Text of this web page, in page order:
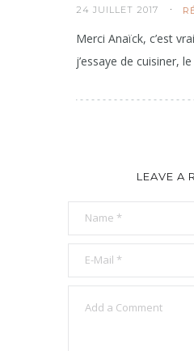
24 JUILLET 2017
Merci Anaïck, c’est
j’essaye de cuisiner,
LEAVE A